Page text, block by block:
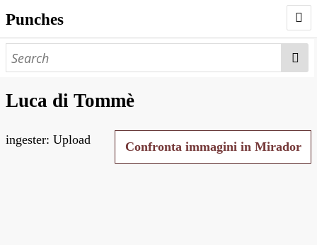
Punches
AUTHORS
NEGATIVES
Luca di Tommè
Confronta immagini in Mirador
ingester: Upload